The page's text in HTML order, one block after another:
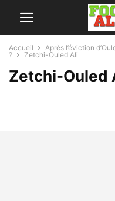
Accueil
Après l’éviction
?
Zetchi-Ouled Ali
Zetchi-Ouled